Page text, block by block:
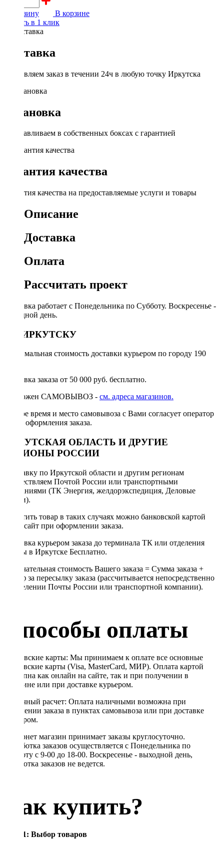
В корзину
В корзине
Купить в 1 клик
Доставка
Доставляем заказ в течении 24ч в любую точку Иркутска
Установка
Устанавливаем в собственных боксах с гарантией
Гарантия качества
Гарантия качества на предоставляемые услуги и товары
Описание
Доставка
Оплата
Рассчитать проект
Доставка работает с Понедельника по Субботу. Воскресенье -
выходной день.
ПО ИРКУТСКУ
Минимальная стоимость доставки курьером по городу 190
Доставка заказа от 50 000 руб. бесплатно.
Возможен САМОВЫВОЗ - см. адреса магазинов.
Точное время и место самовывоза с Вами согласует оператор
после оформления заказа.
ИРКУТСКАЯ ОБЛАСТЬ И ДРУГИЕ
РЕГИОНЫ РОССИИ
Отправку по Иркутской области и другим регионам
осуществляем Почтой России или транспортными
компаниями (ТК Энергия, желдорэкспедиция, Деловые
линии).
Оплатить товар в таких случаях можно банковской картой
через сайт при оформлении заказа.
Доставка курьером заказа до терминала ТК или отделения
Почты в Иркутске Бесплатно.
Окончательная стоимость Вашего заказа = Сумма заказа +
Тариф за пересылку заказа (рассчитывается непосредственно
в отделении Почты России или транспортной компании).
Способы оплаты
Банковские карты: Мы принимаем к оплате все основные
банковские карты (Visa, MasterCard, МИР). Оплата картой
доступна как онлайн на сайте, так и при получении в
магазине или при доставке курьером.
Наличный расчет: Оплата наличными возможна при
получении заказа в пунктах самовывоза или при доставке
курьером.
Интернет магазин принимает заказы круглосуточно.
Обработка заказов осуществляется с Понедельника по
Субботу с 9-00 до 18-00. Воскресенье - выходной день,
обработка заказов не ведется.
Как купить?
Шаг 1: Выбор товаров